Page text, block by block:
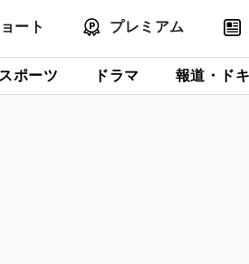
ート プレミアム
スポーツ ドラマ 報道・ド